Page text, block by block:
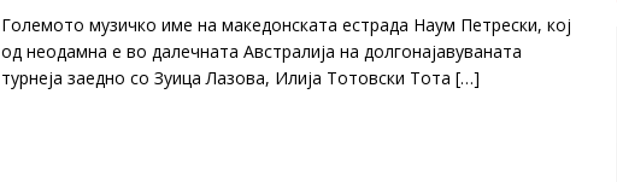
Големото музичко име на македонската естрада Наум Петрески, кој
од неодамна е во далечната Австралија на долгонајавуваната
турнеја заедно со Зуица Лазова, Илија Тотовски Тота […]